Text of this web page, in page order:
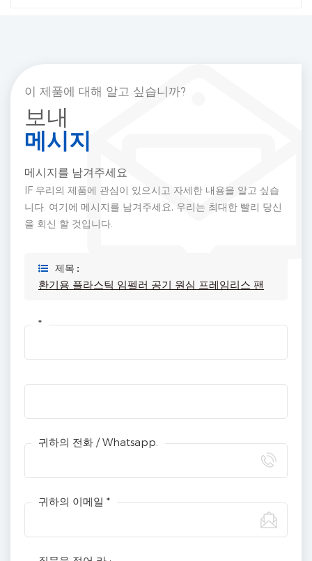
이 제품에 대해 알고 싶습니까?
보내
메시지
메시지를 남겨주세요
IF 우리의 제품에 관심이 있으시고 자세한 내용을 알고 싶습
니다. 여기에 메시지를 남겨주세요, 우리는 최대한 빨리 당신
을 회신 할 것입니다.
제목 :
환기용 플라스틱 임펠러 공기 원심 프레임리스 팬
*
귀하의 전화 / Whatsapp.
귀하의 이메일 *